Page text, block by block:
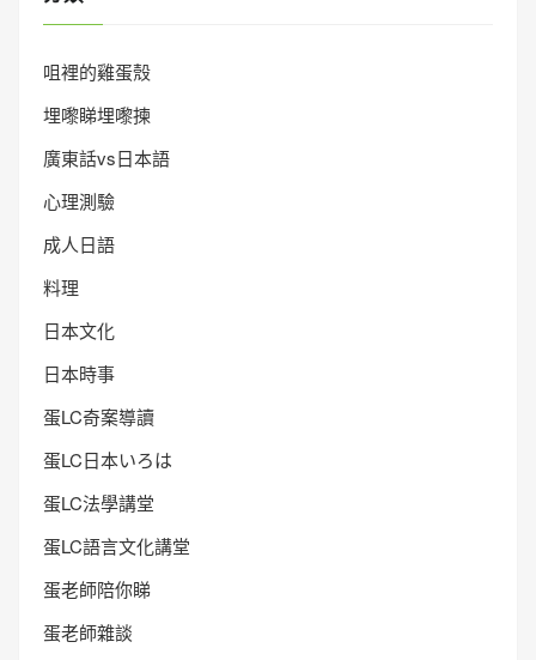
咀裡的雞蛋殼
埋嚟睇埋嚟揀
廣東話vs日本語
心理測驗
成人日語
料理
日本文化
日本時事
蛋LC奇案導讀
蛋LC日本いろは
蛋LC法學講堂
蛋LC語言文化講堂
蛋老師陪你睇
蛋老師雜談